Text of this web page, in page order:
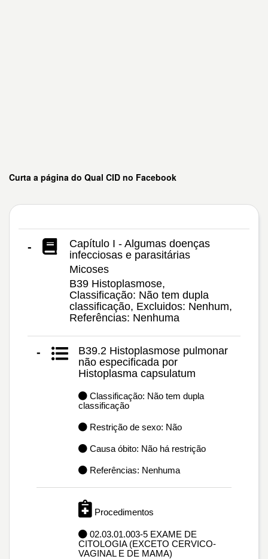
Curta a página do Qual CID no Facebook
-
Capítulo I - Algumas doenças
infecciosas e parasitárias
Micoses
B39 Histoplasmose,
Classificação: Não tem dupla
classificação, Excluidos: Nenhum,
Referências: Nenhuma
-
B39.2 Histoplasmose pulmonar
não especificada por
Histoplasma capsulatum
Classificação: Não tem dupla
classificação
Restrição de sexo: Não
Causa óbito: Não há restrição
Referências: Nenhuma
Procedimentos
02.03.01.003-5 EXAME DE
CITOLOGIA (EXCETO CERVICO-
VAGINAL E DE MAMA)